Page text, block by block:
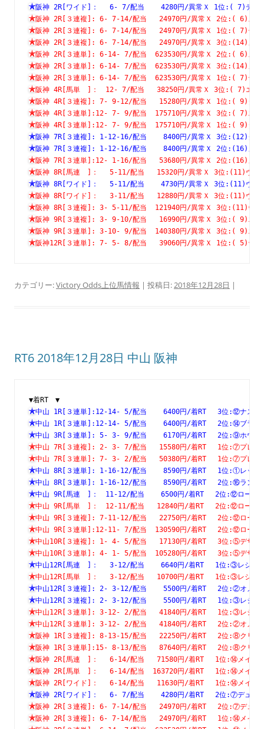
阪神 2R[ワイド]：　 6- 7/配当    4280円/異常Ｘ
阪神 2R[３連複]: 6- 7-14/配当   24970円/異常
阪神 2R[３連複]: 6- 7-14/配当   24970円/異常Ｘ
阪神 2R[３連複]: 6- 7-14/配当   24970円/異常Ｘ 3
阪神 2R[３連単]: 6-14- 7/配当  623530円/異常
阪神 2R[３連単]: 6-14- 7/配当  623530円/異常Ｘ 3
阪神 2R[３連単]: 6-14- 7/配当  623530円/異常Ｘ
阪神 4R[馬単　]：　12- 7/配当   38250円/異常Ｘ
阪神 4R[３連複]: 7- 9-12/配当   15280円/異常Ｘ 1
阪神 4R[３連単]:12- 7- 9/配当  175710円/異常Ｘ
阪神 4R[３連単]:12- 7- 9/配当  175710円/異常Ｘ 1
阪神 7R[３連複]: 1-12-16/配当    8400円/異常Ｘ 3
阪神 7R[３連複]: 1-12-16/配当    8400円/異常Ｘ 2位
阪神 7R[３連単]:12- 1-16/配当   53680円/異常Ｘ 2位
阪神 8R[馬連　]：　 5-11/配当   15320円/異常
阪神 8R[ワイド]：　 5-11/配当    4730円/異常
阪神 8R[ワイド]：　 3-11/配当   12880円/異常
阪神 8R[３連複]: 3- 5-11/配当  121940円/異常
阪神 9R[３連複]: 3- 9-10/配当   16990円/異常Ｘ 3位:( 9)エン
阪神 9R[３連単]: 3-10- 9/配当  140380円/異常Ｘ 3位:( 9)エ
阪神12R[３連単]: 7- 5- 8/配当   39060円/異常Ｘ 1位:( 5)ヤマカ
カテゴリー:Victory Odds上位馬情報 | 投稿日: 2018年12月28日 |
RT6 2018年12月28日 中山 阪神
▼着RT　▼
中山 1R[３連単]:12-14- 5/配当    6400円/着RT
中山 1R[３連単]:12-14- 5/配当    6400円/着RT　
中山 3R[３連単]: 5- 3- 9/配当    6170円/着RT　 2位
中山 7R[３連複]: 2- 3- 7/配当   15580円/着RT　 1位:⑦プレシャ
中山 7R[３連単]: 7- 3- 2/配当   50380円/着RT　 1位:⑦プレシャ
中山 8R[３連単]: 1-16-12/配当    8590円/着RT
中山 8R[３連単]: 1-16-12/配当    8590円/着
中山 9R[馬連　]：　11-12/配当    6500円/着RT　 2位:⑫ロードゴ
中山 9R[馬単　]：　12-11/配当   12840円/着RT　 2位:⑫ロードゴ
中山 9R[３連複]: 7-11-12/配当   22750円/着RT　 2位:⑫ロードゴ
中山 9R[３連単]:12-11- 7/配当  130590円/着RT　 2位:⑫ロードゴ
中山10R[３連複]: 1- 4- 5/配当   17130円/着RT　 3位:⑤デザ
中山10R[３連単]: 4- 1- 5/配当  105280円/着RT　 3位:⑤デザ
中山12R[馬連　]：　 3-12/配当    6640円/着RT　 1位:③レジーナ
中山12R[馬単　]：　 3-12/配当   10700円/着RT　 1位:③レジーナ
中山12R[３連複]: 2- 3-12/配当    5500円/着RT　 2位:②オメガラ
中山12R[３連複]: 2- 3-12/配当    5500円/着RT　 1位:③レジーナ
中山12R[３連単]: 3-12- 2/配当   41840円/着RT　 1位:③レジーナ
中山12R[３連単]: 3-12- 2/配当   41840円/着RT　 2位:②オメガラ
阪神 1R[３連複]: 8-13-15/配当   22250円/着RT　 2位
阪神 1R[３連単]:15- 8-13/配当   87640円/着RT　 2位
阪神 2R[馬連　]：　 6-14/配当   71580円/着RT　 1
阪神 2R[馬単　]：　 6-14/配当  163720円/着RT　 1
阪神 2R[ワイド]：　 6-14/配当   11630円/着RT　 1
阪神 2R[ワイド]：　 6- 7/配当    4280円/着RT　
阪神 2R[３連複]: 6- 7-14/配当   24970円/着RT
阪神 2R[３連複]: 6- 7-14/配当   24970円/着RT　 1